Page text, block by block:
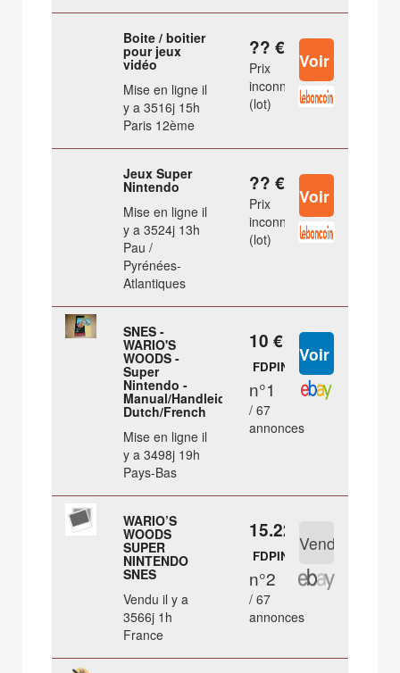
Boite / boitier
pour jeux
vidéo
Mise en ligne il
y a 3516j 15h
Paris 12ème
?? €
Prix
inconnu
(lot)
Jeux Super
Nintendo
Mise en ligne il
y a 3524j 13h
Pau /
Pyrénées-
Atlantiques
?? €
Prix
inconnu
(lot)
SNES -
WARIO'S
WOODS -
Super
Nintendo -
Manual/Handleiding
Dutch/French
Mise en ligne il
y a 3498j 19h
Pays-Bas
10 €
FDPIN
n°1
/ 67
annonces
WARIO’S
WOODS
SUPER
NINTENDO
SNES
Vendu il y a
3566j 1h
France
15.22 €
FDPIN
n°2
/ 67
annonces